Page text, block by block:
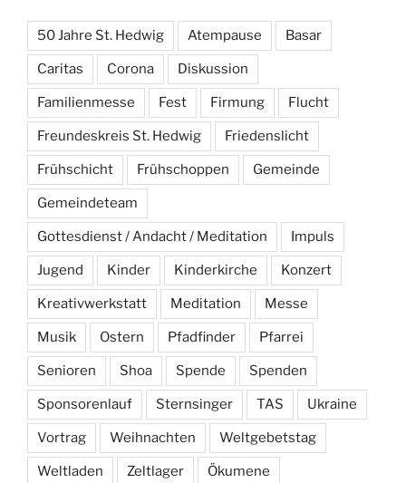
50 Jahre St. Hedwig Atempause Basar
Caritas Corona Diskussion
Familienmesse Fest Firmung Flucht
Freundeskreis St. Hedwig Friedenslicht
Frühschicht Frühschoppen Gemeinde
Gemeindeteam
Gottesdienst / Andacht / Meditation Impuls
Jugend Kinder Kinderkirche Konzert
Kreativwerkstatt Meditation Messe
Musik Ostern Pfadfinder Pfarrei
Senioren Shoa Spende Spenden
Sponsorenlauf Sternsinger TAS Ukraine
Vortrag Weihnachten Weltgebetstag
Weltladen Zeltlager Ökumene